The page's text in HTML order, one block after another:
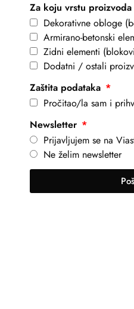
Za koju vrstu
Dekorativne obloge
Armirano-betonski
Zidni elementi
Dodatni / ostali
Zaštita podataka
Pročitao/la sam i
Newsletter
Prijavljujem se na
Ne želim newsletter